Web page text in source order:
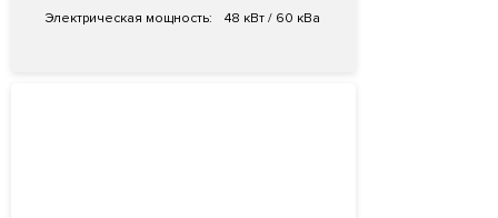
Электрическая мощность: 48 кВт / 60 кВа